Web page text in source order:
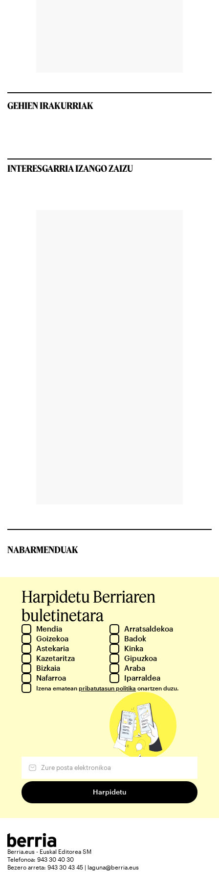
GEHIEN IRAKURRIAK
INTERESGARRIA IZANGO ZAIZU
NABARMENDUAK
Harpidetu Berriaren
buletinetara
Mendia
Arratsaldekoa
Goizekoa
Badok
Astekaria
Kinka
Kazetaritza
Gipuzkoa
Bizkaia
Araba
Nafarroa
Iparraldea
Izena ematean pribatutasun politika onartzen duzu.
Berria.eus - Euskal Editorea SM
Telefonoa: 943 30 40 30
Bezero arreta: 943 30 43 45 | laguna@berria.eus